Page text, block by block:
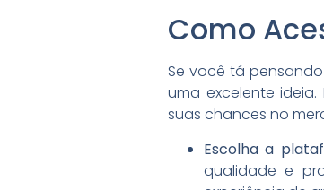
Como
Se você tá
uma excelente
suas chances no
Escolha a
qualidade e